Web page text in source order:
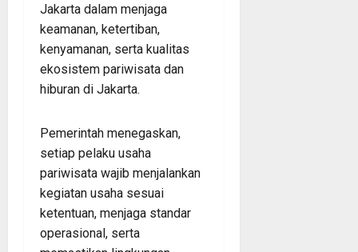
Jakarta dalam menjaga
keamanan, ketertiban,
kenyamanan, serta kualitas
ekosistem pariwisata dan
hiburan di Jakarta.
Pemerintah menegaskan,
setiap pelaku usaha
pariwisata wajib menjalankan
kegiatan usaha sesuai
ketentuan, menjaga standar
operasional, serta